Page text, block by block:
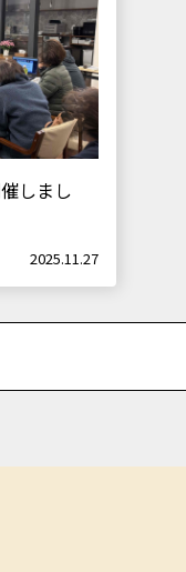
しまし
2025.11.27